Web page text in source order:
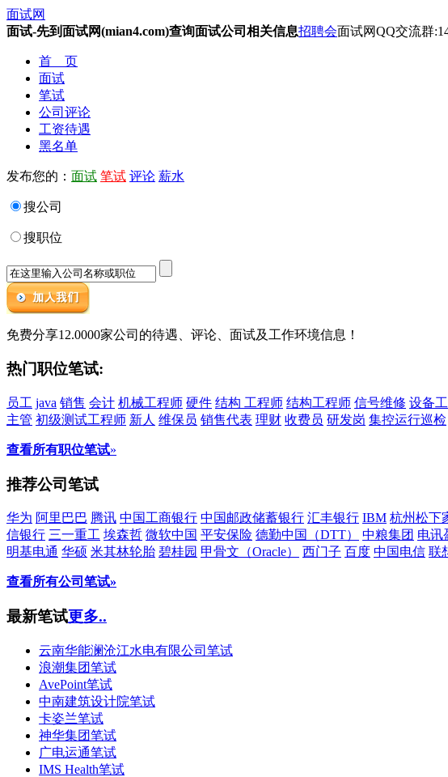
面试网
面试-先到面试网(mian4.com)查询面试公司相关信息招聘会面试网QQ交流群
首 页
面试
笔试
公司评论
工资待遇
黑名单
发布您的： 面试 笔试 评论 薪水
搜公司
搜职位
免费分享12.0000家公司的待遇、评论、面试及工作环境信息！
热门职位笔试:
员工 java 销售 会计 机械工程师 硬件 结构 工程师 结构工程师 信号维修 设备工
主管 初级测试工程师 新人 维保员 销售代表 理财 收费员 研发岗 集控运行巡检
查看所有职位笔试»
推荐公司笔试
华为 阿里巴巴 腾讯 中国工商银行 中国邮政储蓄银行 汇丰银行 IBM 杭州松下
信银行 三一重工 埃森哲 微软中国 平安保险 德勤中国（DTT） 中粮集团 电讯
明基电通 华硕 米其林轮胎 碧桂园 甲骨文（Oracle） 西门子 百度 中国电信 联
查看所有公司笔试»
最新笔试更多..
云南华能澜沧江水电有限公司笔试
浪潮集团笔试
AvePoint笔试
中南建筑设计院笔试
卡姿兰笔试
神华集团笔试
广电运通笔试
IMS Health笔试